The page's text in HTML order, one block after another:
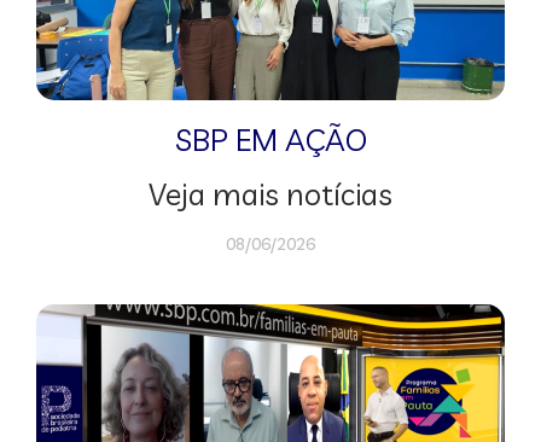
SBP EM AÇÃO
Veja mais notícias
08/06/2026